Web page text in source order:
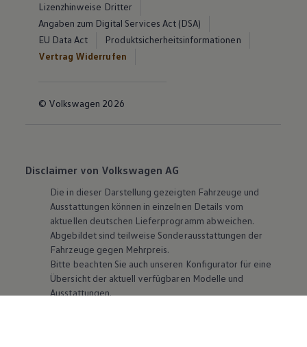
Lizenzhinweise Dritter
Angaben zum Digital Services Act (DSA)
EU Data Act
Produktsicherheitsinformationen
Vertrag Widerrufen
© Volkswagen 2026
Disclaimer von Volkswagen AG
Die in dieser Darstellung gezeigten Fahrzeuge und
Ausstattungen können in einzelnen Details vom
aktuellen deutschen Lieferprogramm abweichen.
Abgebildet sind teilweise Sonderausstattungen der
Fahrzeuge gegen Mehrpreis.
Bitte beachten Sie auch unseren Konfigurator für eine
Übersicht der aktuell verfügbaren Modelle und
Ausstattungen.